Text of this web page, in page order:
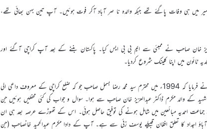
میں ہی وفات پاگئے تھے جبکہ والدہ نا صر آباد آکر فوت ہوئیں۔ آپ تین بہن بھائی تھے،
خان صاحب نے ممبئی سے ایم بی بی ایس کیا۔ پاکستان بننے کے بعد آپ کراچی آگئے اور
ٹائون میں اپنا کلینک شروع کردیا۔
مکرم ڈاکٹر راجہ عبدالحمید خانصاحب کا ذکرخیر کرتے ہوئے حضورانور نے فرمایا کہ 1994ء میں محترم سید محمد رضا بسمل صاحب جو کہ ضلع کراچی کے معروف داعی الی
شہید کے والد مکرم ڈاکٹر عبدالعزیز خان صاحب سے ہوا۔ سوال و جواب کی کئی محفلیں ہوئیں جن
خانصاحب شہید کو 1994ء میں بیعت کرکے جماعت احمدیہ مبائعین میں شامل ہونے کی توفیق حاصل ہوئی۔ اس کے تھوڑے عرصہ بعد ہی ان
اجداد کا تعلق افغان قبیلے یوسف زئی سے ہے۔ آپ کے دادا مکرم عبدالحمید خانصاحب (جن